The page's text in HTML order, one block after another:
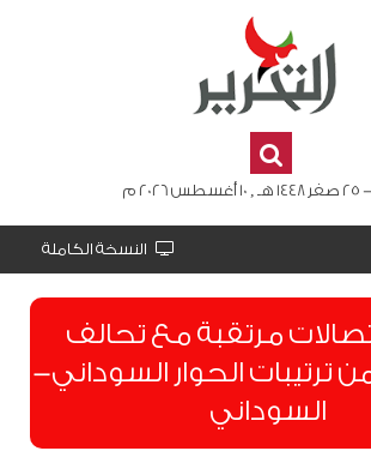
م
النسخة الكاملة
مرتقبة مع تحالف
ترتيبات الحوار السوداني-
السوداني